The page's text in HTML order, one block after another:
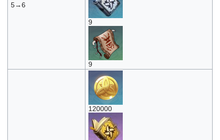
5→6
9
9
120000